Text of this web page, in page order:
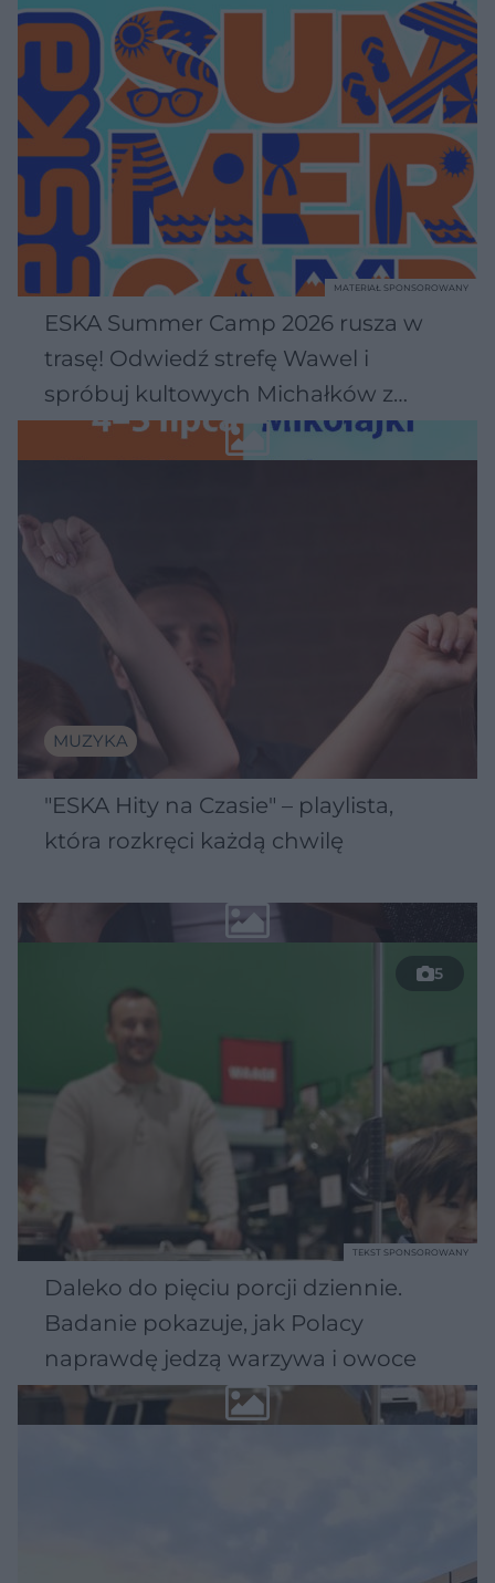
ESKA Summer Camp 2026 rusza w
trasę! Odwiedź strefę Wawel i
spróbuj kultowych Michałków z
Wawelu
MATERIAŁ SPONSOROWANY
MUZYKA
"ESKA Hity na Czasie" – playlista,
która rozkręci każdą chwilę
5
Daleko do pięciu porcji dziennie.
Badanie pokazuje, jak Polacy
naprawdę jedzą warzywa i owoce
TEKST SPONSOROWANY